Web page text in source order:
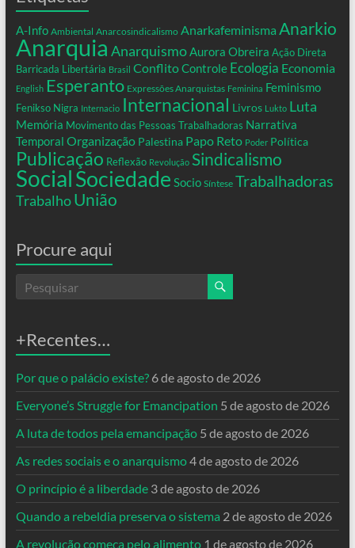
A-Info Ambiental Anarcosindicalismo Anarkafeminisma Anarkio
Anarquia AnarquismoAurora Obreira Ação Direta
Barricada Libertária Brasil ConflitoControle Ecologia Economia
English Esperanto Expressões Anarquistas Feminina Feminismo
Fenikso Nigra Internacio Internacional Livros Lukto Luta
Memória Movimento das Pessoas Trabalhadoras Narrativa
Temporal Organização Palestina Papo Reto Poder Política
Publicação Reflexão Revolução Sindicalismo
SocialSociedade Socio Síntese Trabalhadoras
Trabalho União
Procure aqui
+Recentes…
Por que o palácio existe? 6 de agosto de 2026
Everyone’s Struggle for Emancipation 5 de agosto de 2026
A luta de todos pela emancipação 5 de agosto de 2026
As redes sociais e o anarquismo4 de agosto de 2026
O princípio é a liberdade 3 de agosto de 2026
Quando a rebeldia preserva o sistema 2 de agosto de 2026
A revolução começa pelo alimento 1 de agosto de 2026